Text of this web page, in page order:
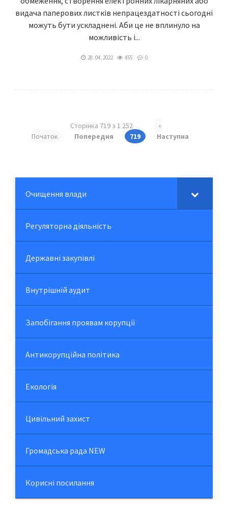
видача паперових листків непрацездатності сьогодні
можуть бути ускладнені. Аби це не вплинуло на
можливість і...
28. 04. 2022 455 0
Сторінка 719 з 1 252
«
Початок
Попередня 719 Наступна
Очищення влади
Регуляторна діяльність
Державні закупівлі
Внутрішній аудит
Запобігання проявам корупції
Антикорупційна політика
Екологія
Цивільний захист
Громадська рада NEW
Корисні посилання